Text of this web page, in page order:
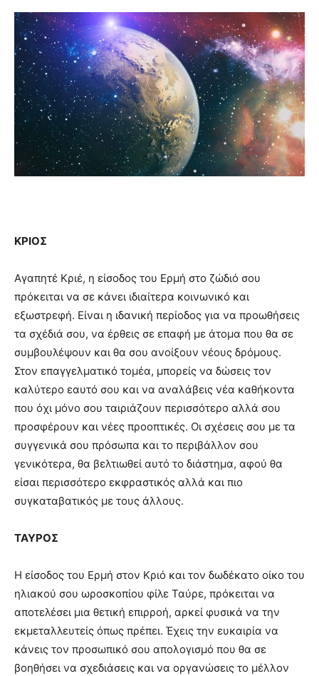
ΚΡΙΟΣ
Αγαπητέ Κριέ, η είσοδος του Ερμή στο ζώδιό σου
πρόκειται να σε κάνει ιδιαίτερα κοινωνικό και
εξωστρεφή. Είναι η ιδανική περίοδος για να προωθήσεις
τα σχέδιά σου, να έρθεις σε επαφή με άτομα που θα σε
συμβουλέψουν και θα σου ανοίξουν νέους δρόμους.
Στον επαγγελματικό τομέα, μπορείς να δώσεις τον
καλύτερο εαυτό σου και να αναλάβεις νέα καθήκοντα
που όχι μόνο σου ταιριάζουν περισσότερο αλλά σου
προσφέρουν και νέες προοπτικές. Οι σχέσεις σου με τα
συγγενικά σου πρόσωπα και το περιβάλλον σου
γενικότερα, θα βελτιωθεί αυτό το διάστημα, αφού θα
είσαι περισσότερο εκφραστικός αλλά και πιο
συγκαταβατικός με τους άλλους.
ΤΑΥΡΟΣ
Η είσοδος του Ερμή στον Κριό και τον δωδέκατο οίκο του
ηλιακού σου ωροσκοπίου φίλε Ταύρε, πρόκειται να
αποτελέσει μια θετική επιρροή, αρκεί φυσικά να την
εκμεταλλευτείς όπως πρέπει. Έχεις την ευκαιρία να
κάνεις τον προσωπικό σου απολογισμό που θα σε
βοηθήσει να σχεδιάσεις και να οργανώσεις το μέλλον